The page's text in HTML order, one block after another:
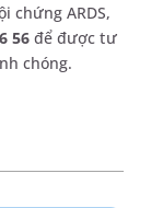
chứng ARDS,
56để được tư
chóng.